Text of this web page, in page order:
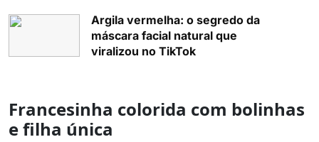
Argila vermelha: o segredo da
máscara facial natural que
viralizou no TikTok
Francesinha colorida com bolinhas
e filha única